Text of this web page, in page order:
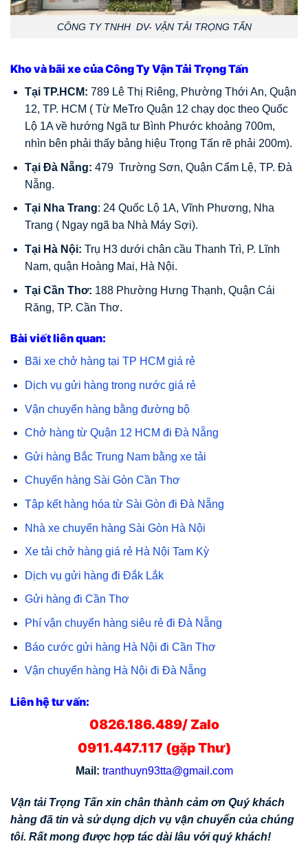
CÔNG TY TNHH DV- VẬN TẢI TRỌNG TẤN
Kho và bãi xe của Công Ty Vận Tải Trọng Tấn
Tại TP.HCM: 789 Lê Thị Riêng, Phường Thới An, Quận
12, TP. HCM ( Từ MeTro Quận 12 chạy dọc theo Quốc
Lộ 1A về hướng Ngã tư Bình Phước khoảng 700m,
nhìn bên phải thấy bảng hiệu Trọng Tấn rẽ phải 200m).
Tại Đà Nẵng: 479 Trường Sơn, Quận Cẩm Lệ, TP. Đà
Nẵng.
Tại Nha Trang: 24 Quốc Lộ 1A, Vĩnh Phương, Nha
Trang ( Ngay ngã ba Nhà Máy Sợi).
Tại Hà Nội: Trụ H3 dưới chân cầu Thanh Trì, P. Lĩnh
Nam, quận Hoàng Mai, Hà Nội.
Tại Cần Thơ: 188 Phường Hưng Thạnh, Quận Cái
Răng, TP. Cần Thơ.
Bài viết liên quan:
Bãi xe chở hàng tại TP HCM giá rẻ
Dịch vụ gửi hàng trong nước giá rẻ
Vận chuyển hàng bằng đường bộ
Chở hàng từ Quận 12 HCM đi Đà Nẵng
Gửi hàng Bắc Trung Nam bằng xe tải
Chuyển hàng Sài Gòn Cần Thơ
Tập kết hàng hóa từ Sài Gòn đi Đà Nẵng
Nhà xe chuyển hàng Sài Gòn Hà Nội
Xe tải chở hàng giá rẻ Hà Nội Tam Kỳ
Dịch vụ gửi hàng đi Đắk Lắk
Gửi hàng đi Cần Thơ
Phí vận chuyển hàng siêu rẻ đi Đà Nẵng
Báo cước gửi hàng Hà Nội đi Cần Thơ
Vận chuyển hàng Hà Nội đi Đà Nẵng
Liên hệ tư vấn:
0826.186.489/ Zalo
0911.447.117 (gặp Thư)
Mail: tranthuyn93tta@gmail.com
Vận tải Trọng Tấn xin chân thành cảm ơn Quý khách
hàng đã tin và sử dụng dịch vụ vận chuyển của chúng
tôi. Rất mong được hợp tác dài lâu với quý khách!